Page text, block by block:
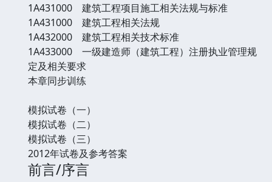
1A431000 建筑工程项目施工相关法规与标准
1A431000 建筑工程相关法规
1A432000 建筑工程相关技术标准
1A433000 一级建造师（建筑工程）注册执业管理规
定及相关要求
本章同步训练
模拟试卷（一）
模拟试卷（二）
模拟试卷（三）
2012年试卷及参考答案
前言/序言